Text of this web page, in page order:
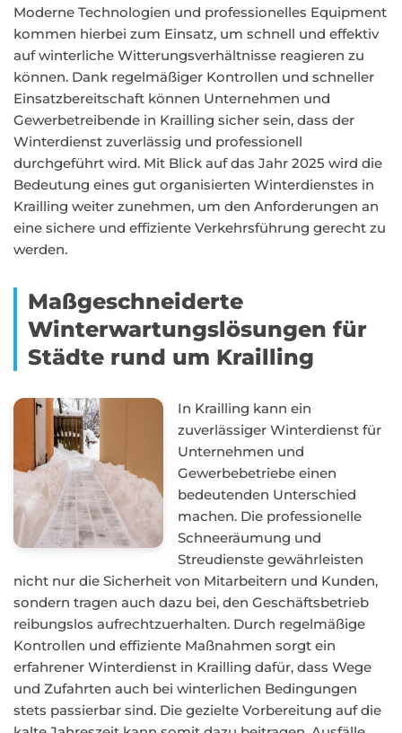
Moderne Technologien und professionelles Equipment
kommen hierbei zum Einsatz, um schnell und effektiv
auf winterliche Witterungsverhältnisse reagieren zu
können. Dank regelmäßiger Kontrollen und schneller
Einsatzbereitschaft können Unternehmen und
Gewerbetreibende in Krailling sicher sein, dass der
Winterdienst zuverlässig und professionell
durchgeführt wird. Mit Blick auf das Jahr 2025 wird die
Bedeutung eines gut organisierten Winterdienstes in
Krailling weiter zunehmen, um den Anforderungen an
eine sichere und effiziente Verkehrsführung gerecht zu
werden.
Maßgeschneiderte
Winterwartungslösungen für
Städte rund um Krailling
In Krailling kann ein
zuverlässiger Winterdienst für
Unternehmen und
Gewerbebetriebe einen
bedeutenden Unterschied
machen. Die professionelle
Schneeräumung und
Streudienste gewährleisten
nicht nur die Sicherheit von Mitarbeitern und Kunden,
sondern tragen auch dazu bei, den Geschäftsbetrieb
reibungslos aufrechtzuerhalten. Durch regelmäßige
Kontrollen und effiziente Maßnahmen sorgt ein
erfahrener Winterdienst in Krailling dafür, dass Wege
und Zufahrten auch bei winterlichen Bedingungen
stets passierbar sind. Die gezielte Vorbereitung auf die